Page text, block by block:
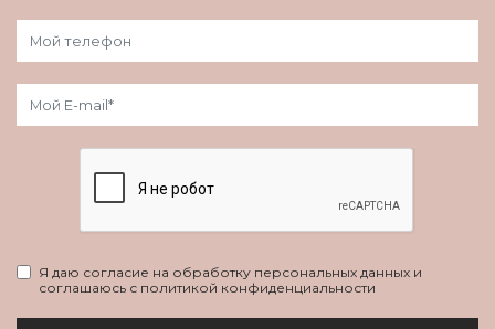
Я даю согласие на обработку персональных данных и
соглашаюсь с политикой конфиденциальности